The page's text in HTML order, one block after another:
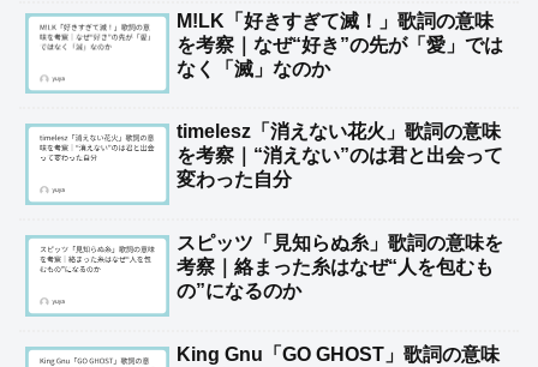
M!LK「好きすぎて滅！」歌詞の意味
を考察｜なぜ“好き”の先が「愛」では
なく「滅」なのか
timelesz「消えない花火」歌詞の意味
を考察｜“消えない”のは君と出会って
変わった自分
スピッツ「見知らぬ糸」歌詞の意味を
考察｜絡まった糸はなぜ“人を包むも
の”になるのか
King Gnu「GO GHOST」歌詞の意味